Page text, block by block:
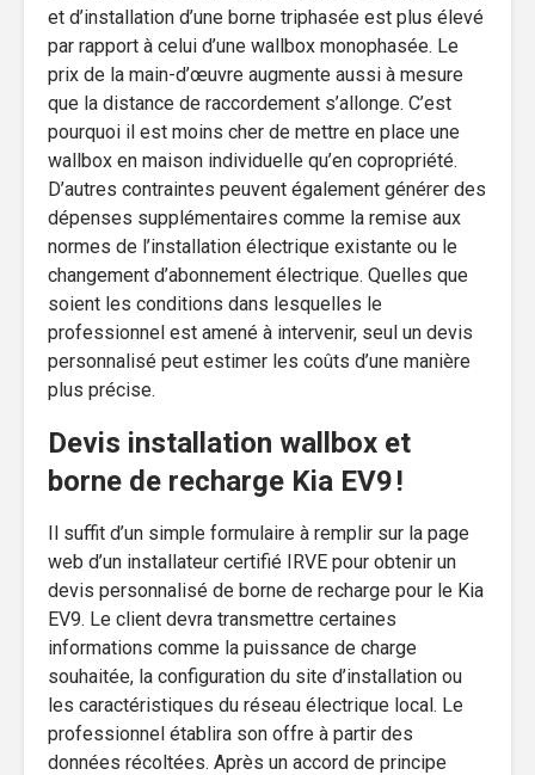
et d’installation d’une borne triphasée est plus élevé
par rapport à celui d’une wallbox monophasée. Le
prix de la main-d’œuvre augmente aussi à mesure
que la distance de raccordement s’allonge. C’est
pourquoi il est moins cher de mettre en place une
wallbox en maison individuelle qu’en copropriété.
D’autres contraintes peuvent également générer des
dépenses supplémentaires comme la remise aux
normes de l’installation électrique existante ou le
changement d’abonnement électrique. Quelles que
soient les conditions dans lesquelles le
professionnel est amené à intervenir, seul un devis
personnalisé peut estimer les coûts d’une manière
plus précise.
Devis installation wallbox et
borne de recharge Kia EV9 !
Il suffit d’un simple formulaire à remplir sur la page
web d’un installateur certifié IRVE pour obtenir un
devis personnalisé de borne de recharge pour le Kia
EV9. Le client devra transmettre certaines
informations comme la puissance de charge
souhaitée, la configuration du site d’installation ou
les caractéristiques du réseau électrique local. Le
professionnel établira son offre à partir des
données récoltées. Après un accord de principe